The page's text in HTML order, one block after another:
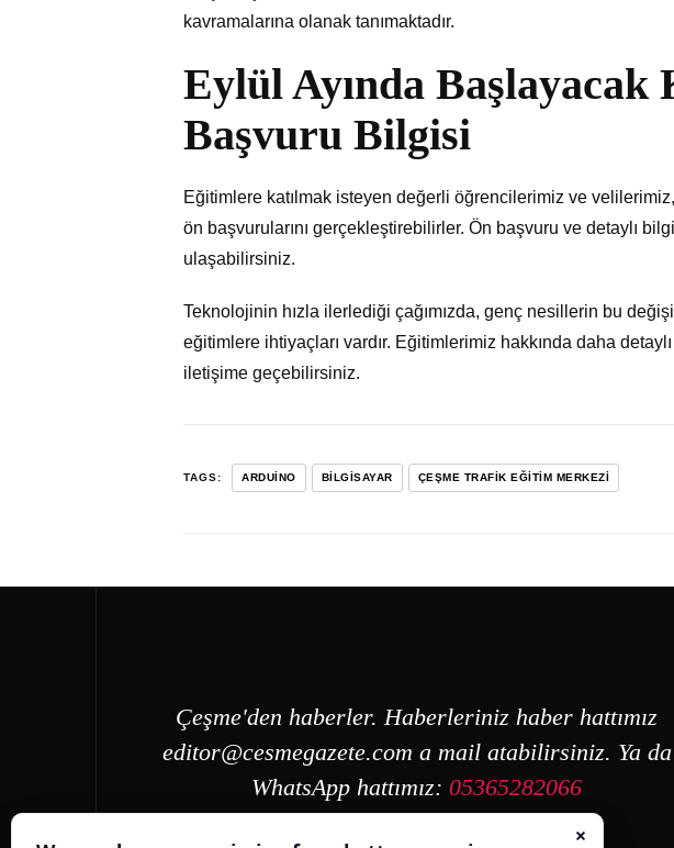
kavramalarına olanak tanımaktadır.
Eylül Ayında
Başvuru Bilgisi
Eğitimlere katılmak isteyen değerli öğrencilerimiz ve
ön başvurularını gerçekleştirebilirler. Ön başvuru ve detaylı
ulaşabilirsiniz.
Teknolojinin hızla ilerlediği çağımızda, genç nesillerin bu
eğitimlere ihtiyaçları vardır. Eğitimlerimiz hakkında daha
iletişime geçebilirsiniz.
TAGS: ARDUINO BILGISAYAR ÇEŞME TRAFIK EĞITIM MERKEZI
Çeşme'den haberler. Haberleriniz haber hattımız
editor@cesmegazete.com a mail atabilirsiniz. Ya da
WhatsApp hattımız:05365282066